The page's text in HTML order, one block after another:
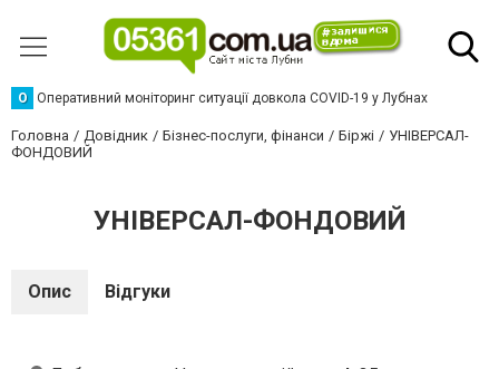
О Оперативний моніторинг ситуації довкола COVID-19 у Лубнах
Головна Довідник Бізнес-послуги, фінанси Біржі
УНІВЕРСАЛ-
ФОНДОВИЙ
УНІВЕРСАЛ-ФОНДОВИЙ
Опис Відгуки